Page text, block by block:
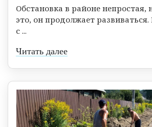
Обстановка в районе непростая,
это, он продолжает развиваться.
с ...
Читать далее